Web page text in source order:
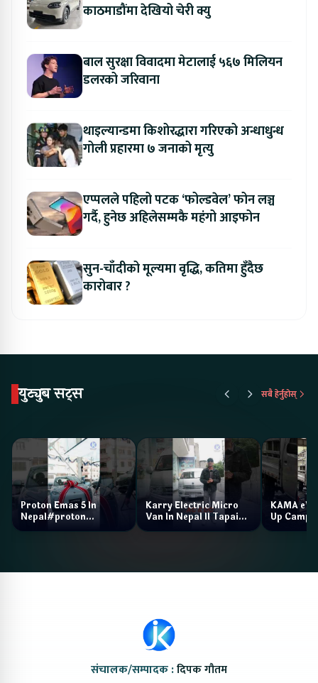
काठमाडौंमा देखियो चेरी क्यु
बाल सुरक्षा विवादमा मेटालाई ५६७ मिलियन
डलरको जरिवाना
थाइल्यान्डमा किशोरद्धारा गरिएको अन्धाधुन्ध
गोली प्रहारमा ७ जनाको मृत्यु
एप्पलले पहिलो पटक ‘फोल्डवेल’ फोन लञ्च
गर्दै, हुनेछ अहिलेसम्मकै महंगो आइफोन
सुन-चाँदीको मूल्यमा वृद्धि, कतिमा हुँदैछ
कारोबार ?
युट्युब सट्स सबै हेर्नुहोस्
Proton Emas 5 In
Nepal#proton
#protonemas5#protonnepal#evcarnepal
Karry Electric Micro
Van In Nepal II Tapaiko
KAMA eV
Up Camp
संचालक/सम्पादक :दिपक गौतम